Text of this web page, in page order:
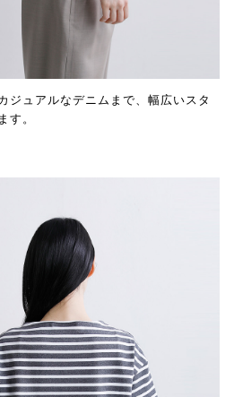
ジュアルなデニムまで、幅広いスタ
す。